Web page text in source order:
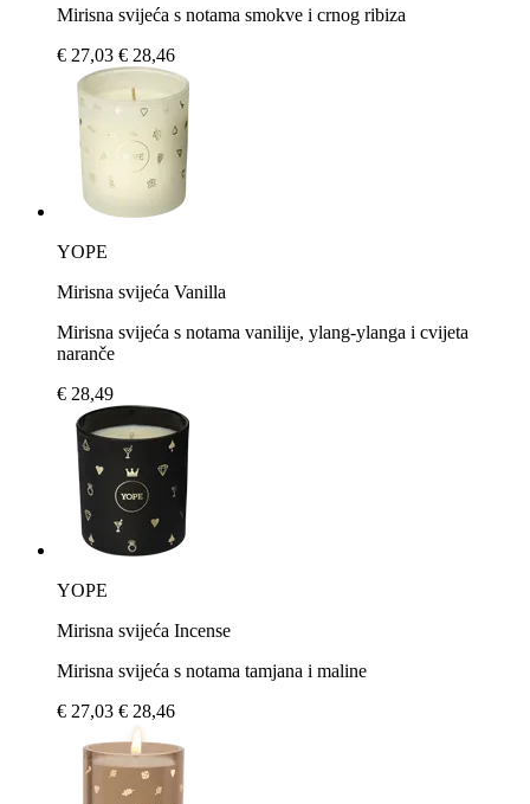
Mirisna svijeća s notama smokve i crnog ribiza
€ 27,03 € 28,46
YOPE
Mirisna svijeća Vanilla
Mirisna svijeća s notama vanilije, ylang-ylanga i cvijeta
naranče
€ 28,49
YOPE
Mirisna svijeća Incense
Mirisna svijeća s notama tamjana i maline
€ 27,03 € 28,46